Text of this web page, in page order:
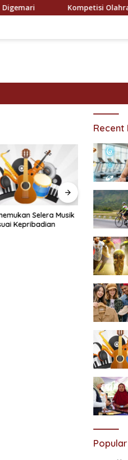
Kompetisi Olahraga
Selera Musik
Kepribadian
Program
Recent